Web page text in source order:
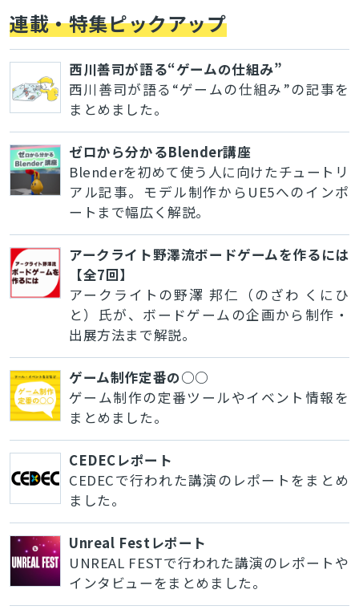
連載・特集ピックアップ
西川善司が語る“ゲームの仕組み”
西川善司が語る“ゲームの仕組み”の記事を
まとめました。
ゼロから分かるBlender講座
Blenderを初めて使う人に向けたチュートリ
アル記事。モデル制作からUE5へのインポ
ートまで幅広く解説。
アークライト野澤流ボードゲームを作るには
【全7回】
アークライトの野澤 邦仁（のざわ くにひ
と）氏が、ボードゲームの企画から制作・
出展方法まで解説。
ゲーム制作定番の○○
ゲーム制作の定番ツールやイベント情報を
まとめました。
CEDECレポート
CEDECで行われた講演のレポートをまとめ
ました。
Unreal Festレポート
UNREAL FESTで行われた講演のレポートや
インタビューをまとめました。